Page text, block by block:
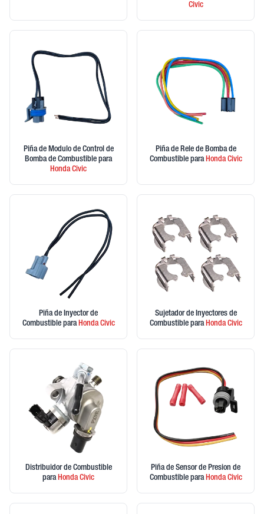
Civic
Piña de Modulo de Control de
Bomba de Combustible para
HondaCivic
Piña de Rele de Bomba de
Combustible paraHondaCivic
Piña de Inyector de
Combustible paraHondaCivic
Sujetador de Inyectores de
Combustible paraHondaCivic
Distribuidor de Combustible
paraHondaCivic
Piña de Sensor de Presion de
Combustible paraHondaCivic